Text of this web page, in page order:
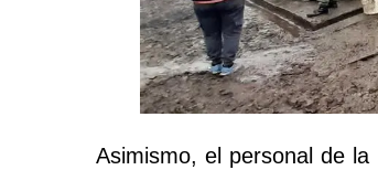
Asimismo, el personal de la